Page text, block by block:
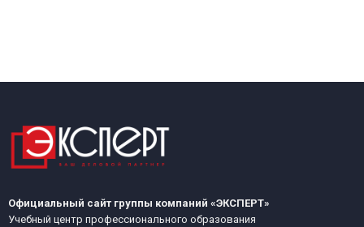
Официальный сайт группы компаний «ЭКСПЕРТ»
Учебный центр профессионального образования